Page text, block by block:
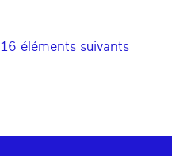
16 éléments suivants